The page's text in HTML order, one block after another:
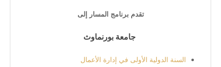
تقدم برنامج المسار إلى
جامعة بورنماوث
السنة الدولية الأولى في إدارة الأعمال